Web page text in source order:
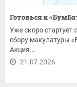
Готовься к
Уже скоро стартует
сбору макулатуры
Акция...
21.07.2026